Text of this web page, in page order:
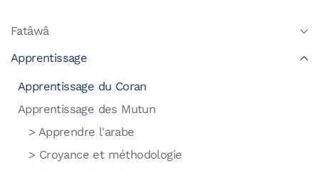
Fatâwâ
Apprentissage
Apprentissage du Coran
Apprentissage des Mutun
> Apprendre l'arabe
> Croyance et méthodologie